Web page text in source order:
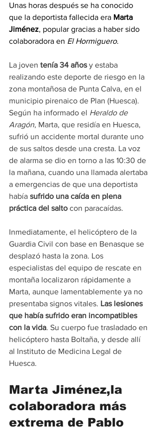
Unas horas después se ha conocido
que la deportista fallecida era Marta
Jiménez, popular gracias a haber sido
colaboradora en El Hormiguero.
La joven tenía 34 años y estaba
realizando este deporte de riesgo en la
zona montañosa de Punta Calva, en el
municipio pirenaico de Plan (Huesca).
Según ha informado el Heraldo de
Aragón, Marta, que residía en Huesca,
sufrió un accidente mortal durante uno
de sus saltos desde una cresta. La voz
de alarma se dio en torno a las 10:30 de
la mañana, cuando una llamada alertaba
a emergencias de que una deportista
había sufrido una caída en plena
práctica del salto con paracaídas.
Inmediatamente, el helicóptero de la
Guardia Civil con base en Benasque se
desplazó hasta la zona. Los
especialistas del equipo de rescate en
montaña localizaron rápidamente a
Marta, aunque lamentablemente ya no
presentaba signos vitales. Las lesiones
que había sufrido eran incompatibles
con la vida. Su cuerpo fue trasladado en
helicóptero hasta Boltaña, y desde allí
al Instituto de Medicina Legal de
Huesca.
Marta Jiménez,la
colaboradora más
extrema de Pablo